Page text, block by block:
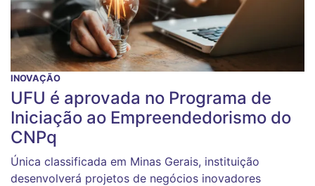
INOVAÇÃO
UFU é aprovada no Programa de
Iniciação ao Empreendedorismo do
CNPq
Única classificada em Minas Gerais, instituição
desenvolverá projetos de negócios inovadores